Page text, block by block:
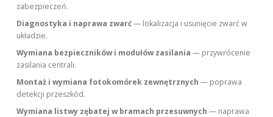
zabezpieczeń.
Diagnostyka i naprawa zwarć— lokalizacja i usunięcie zwarć w
układzie.
Wymiana bezpieczników i modułów zasilania — przywrócenie
zasilania centrali.
Montaż i wymiana fotokomórek zewnętrznych — poprawa
detekcji przeszkód.
Wymiana listwy zębatej w bramach przesuwnych — naprawa